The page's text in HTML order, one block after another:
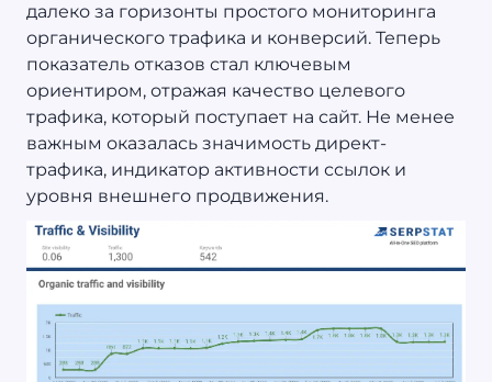
далеко за горизонты простого мониторинга
органического трафика и конверсий. Теперь
показатель отказов стал ключевым
ориентиром, отражая качество целевого
трафика, который поступает на сайт. Не менее
важным оказалась значимость директ-
трафика, индикатор активности ссылок и
уровня внешнего продвижения.